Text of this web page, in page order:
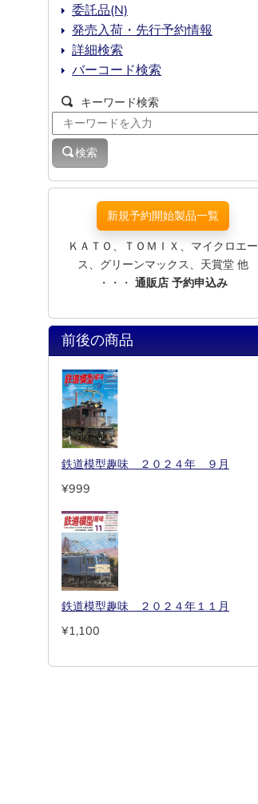
委託品(N)
発売入荷・先行予約情報
詳細検索
バーコード検索
キーワード検索
検索
新規予約開始製品一覧
ＫＡＴＯ、ＴＯＭＩＸ、マイクロエー
ス、グリーンマックス、天賞堂 他
・・・ 通販店 予約申込み
前後の商品
鉄道模型趣味 ２０２４年 ９月
¥999
鉄道模型趣味 ２０２４年１１月
¥1,100